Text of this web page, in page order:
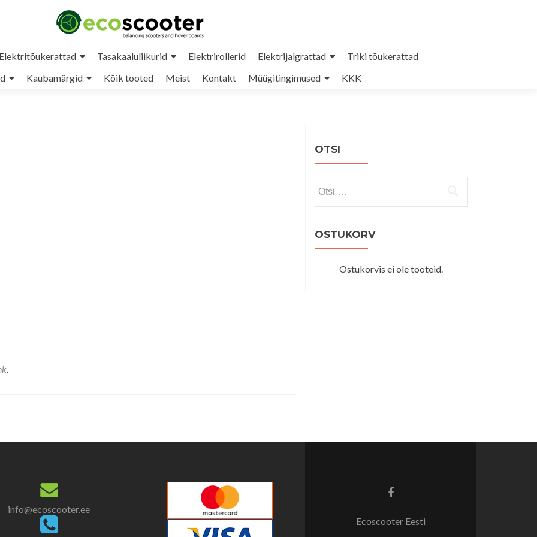
Elektritõukerattad Tasakaaluliikurid Elektrirollerid Elektrijalgrattad
Triki tõukerattad
Kaubamärgid Kõik tooted Meist Kontakt Müügitingimused KKK
.
OTSI
OSTUKORV
Ostukorvis ei ole tooteid.
info@ecoscooter.ee
Facebook
Ecoscooter Eesti